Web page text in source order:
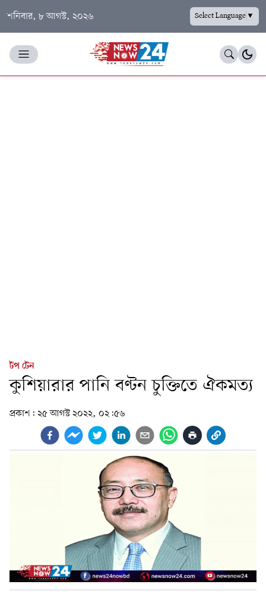
শনিবার, ৮ আগস্ট, ২০২৬ Select Language▼
টপ টেন
কুশিয়ারার পানি বণ্টন চুক্তিতে ঐকমত্য
প্রকাশ: ২৫ আগস্ট ২০২২, ০২:৫৬